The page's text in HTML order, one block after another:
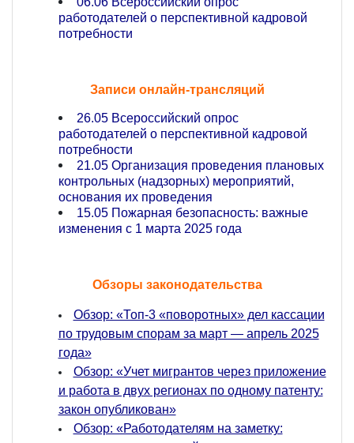
работодателей о перспективной кадровой
потребности
Записи онлайн-трансляций
26.05 Всероссийский опрос
работодателей о перспективной кадровой
потребности
21.05 Организация проведения плановых
контрольных (надзорных) мероприятий,
основания их проведения
15.05 Пожарная безопасность: важные
изменения с 1 марта 2025 года
Обзоры законодательства
Обзор: «Топ-3 «поворотных» дел кассации
по трудовым спорам за март — апрель 2025
года»
Обзор: «Учет мигрантов через приложение
и работа в двух регионах по одному патенту:
закон опубликован»
Обзор: «Работодателям на заметку: